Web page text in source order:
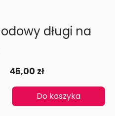
długi na
45,00 zł
Do koszyka